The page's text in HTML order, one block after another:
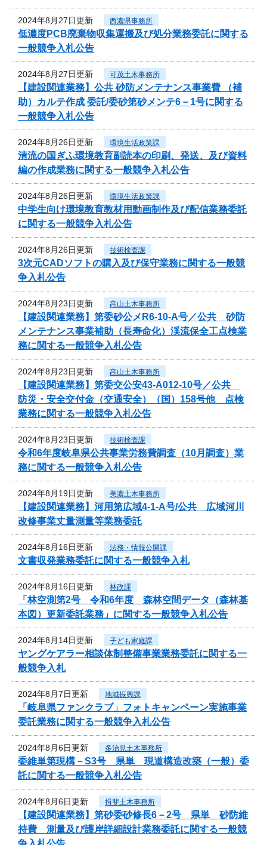
2024年8月27日更新 西濃県事務所
低濃度PCB廃棄物収集運搬及び処分業務委託に関する
一般競争入札公告
2024年8月27日更新 可茂土木事務所
【建設関連業務】公共 砂防メンテナンス事業費 （補
助）カルテ作成 委託/委砂第砂メンテ6－1号に関する
一般競争入札公告
2024年8月26日更新 環境生活政策課
清流の国ぎふ環境教育副読本の印刷、発送、及び資料
編の作成業務に関する一般競争入札公告
2024年8月26日更新 環境生活政策課
中学生向け環境教育教材用動画制作及び配信業務委託
に関する一般競争入札公告
2024年8月26日更新 技術検査課
3次元CADソフトの購入及び保守業務に関する一般競
争入札公告
2024年8月23日更新 高山土木事務所
【建設関連業務】第委砂公メR6-10-A号／公共 砂防
メンテナンス事業補助（長寿命化）渓流保全工点検業
務に関する一般競争入札公告
2024年8月23日更新 高山土木事務所
【建設関連業務】第委交公安43-A012-10号／公共
防災・安全交付金（交通安全）（国）158号他 点検
業務に関する一般競争入札公告
2024年8月23日更新 技術検査課
令和6年度岐阜県公共事業労務費調査（10月調査）業
務に関する一般競争入札公告
2024年8月19日更新 美濃土木事務所
【建設関連業務】河用第広域4-1-A号/公共 広域河川
改修事業丈量測量等業務委託
2024年8月16日更新 法務・情報公開課
文書収発業務委託に関する一般競争入札
2024年8月16日更新 林政課
「林空測第2号 令和6年度 森林空間データ（森林基
本図）更新委託業務」に関する一般競争入札公告
2024年8月14日更新 子ども家庭課
ヤングケアラー相談体制整備事業業務委託に関する一
般競争入札
2024年8月7日更新 地域振興課
「岐阜県ファンクラブ」フォトキャンペーン実施事業
委託業務に関する一般競争入札公告
2024年8月6日更新 多治見土木事務所
委維単第現構－S3号 県単 現道構造改築（一般）委
託に関する一般競争入札公告
2024年8月6日更新 揖斐土木事務所
【建設関連業務】第砂委砂修長6－2号 県単 砂防維
持費 測量及び護岸詳細設計業務委託に関する一般競